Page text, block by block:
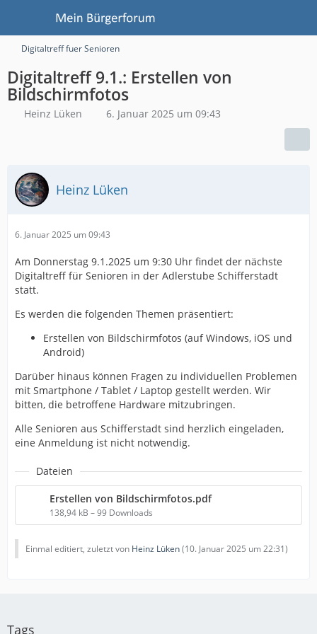
Digitaltreff fuer Senioren
Digitaltreff 9.1.: Erstellen von
Bildschirmfotos
Heinz Lüken 6. Januar 2025 um 09:43
Heinz Lüken
6. Januar 2025 um 09:43
Am Donnerstag 9.1.2025 um 9:30 Uhr findet der nächste
Digitaltreff für Senioren in der Adlerstube Schifferstadt
statt.
Es werden die folgenden Themen präsentiert:
Erstellen von Bildschirmfotos (auf Windows, iOS und
Android)
Darüber hinaus können Fragen zu individuellen Problemen
mit Smartphone / Tablet / Laptop gestellt werden. Wir
bitten, die betroffene Hardware mitzubringen.
Alle Senioren aus Schifferstadt sind herzlich eingeladen,
eine Anmeldung ist nicht notwendig.
Dateien
Erstellen von Bildschirmfotos.pdf
138,94 kB – 99 Downloads
Einmal editiert, zuletzt von Heinz Lüken(10. Januar 2025 um 22:31)
Tags